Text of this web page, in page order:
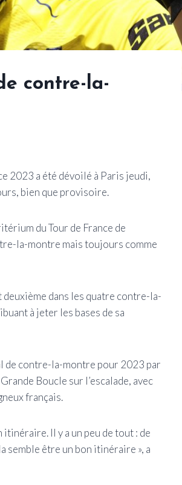
contre-la-
2023 a été dévoilé à Paris jeudi,
bien que provisoire.
du Tour de France de
la-montre mais toujours comme
dans les quatre contre-la-
à jeter les bases de sa
de contre-la-montre pour 2023 par
Boucle sur l’escalade, avec
français.
itinéraire. Il y a un peu de tout : de
semble être un bon itinéraire », a